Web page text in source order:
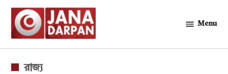
Skip
content
Menu
POSTED
রাজ্য